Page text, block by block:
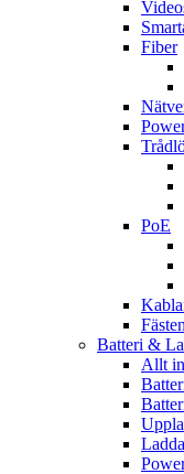
Fiber
PoE
Batteri &
Allt